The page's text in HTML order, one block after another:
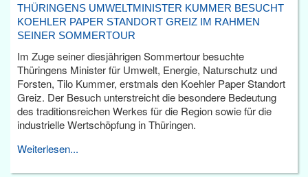
THÜRINGENS UMWELTMINISTER KUMMER BESUCHT
KOEHLER PAPER STANDORT GREIZ IM RAHMEN
SEINER SOMMERTOUR
Im Zuge seiner diesjährigen Sommertour besuchte
Thüringens Minister für Umwelt, Energie, Naturschutz und
Forsten, Tilo Kummer, erstmals den Koehler Paper Standort
Greiz. Der Besuch unterstreicht die besondere Bedeutung
des traditionsreichen Werkes für die Region sowie für die
industrielle Wertschöpfung in Thüringen.
Weiterlesen...